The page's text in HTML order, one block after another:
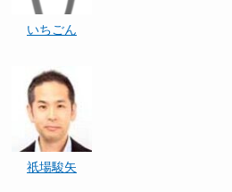
いちごん
祇場駿矢